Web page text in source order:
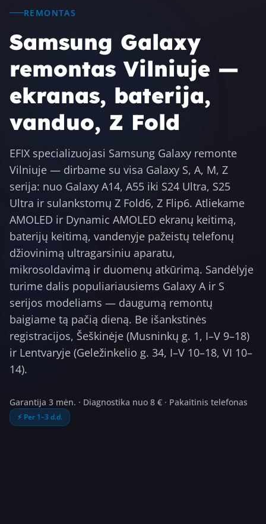
REMONTAS
Samsung Galaxy
remontas Vilniuje —
ekranas, baterija,
vanduo, Z Fold
EFIX specializuojasi Samsung Galaxy remonte
Vilniuje — dirbame su visa Galaxy S, A, M, Z
serija: nuo Galaxy A14, A55 iki S24 Ultra, S25
Ultra ir sulankstomų Z Fold6, Z Flip6. Atliekame
AMOLED ir Dynamic AMOLED ekranų keitimą,
baterijų keitimą, vandenyje pažeistų telefonų
džiovinimą ultragarsiniu aparatu,
mikrosoldavimą ir duomenų atkūrimą. Sandėlyje
turime dalis populiariausiems Galaxy A ir S
serijos modeliams — daugumą remontų
baigiame tą pačią dieną. Be išankstinės
registracijos, Šeškinėje (Musninkų g. 1, I–V 9–18)
ir Lentvaryje (Geležinkelio g. 34, I–V 10–18, VI 10–
14).
Garantija 3 mėn. · Diagnostika nuo 8 € · Pakaitinis telefonas
⚡ Per 1–3 d.d.